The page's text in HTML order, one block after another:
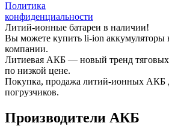
Политика
конфиденциальности
Литий-ионные батареи в наличии!
Вы можете купить li-ion аккумуляторы
компании.
Литиевая АКБ — новый тренд тяговых
по низкой цене.
Покупка, продажа литий-ионных АКБ
погрузчиков.
Производители АКБ